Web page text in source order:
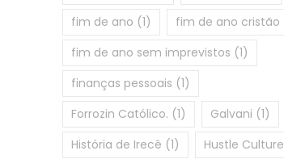
fim de ano (1) fim de ano cristão
fim de ano sem imprevistos (1)
finanças pessoais (1)
Forrozin Católico. (1) Galvani (1)
História de Irecê (1) Hustle Culture